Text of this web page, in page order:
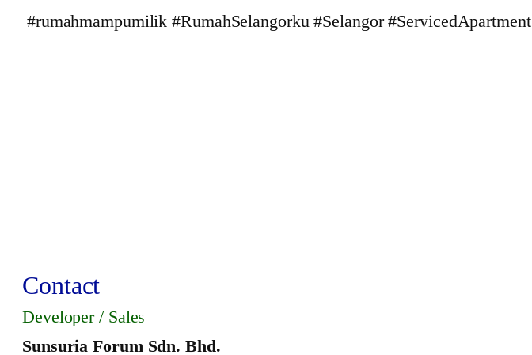
#rumahmampumilik #RumahSelangorku #Selangor #ServicedApartment
Contact
Developer / Sales
Sunsuria Forum Sdn. Bhd.